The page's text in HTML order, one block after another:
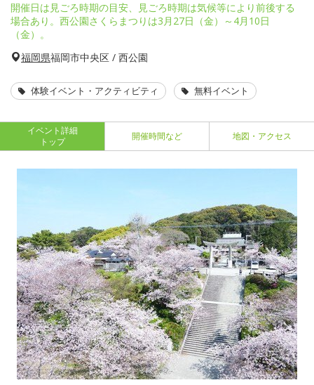
開催日は見ごろ時期の目安、見ごろ時期は気候等により前後する
場合あり。西公園さくらまつりは3月27日（金）～4月10日
（金）。
福岡県福岡市中央区 / 西公園
体験イベント・アクティビティ 無料イベント
イベント詳細
トップ
開催時間など 地図・アクセス